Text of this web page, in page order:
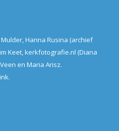
Hanna Rusina (archief
Keet, kerkfotografie.nl (Diana
en Maria Arisz.